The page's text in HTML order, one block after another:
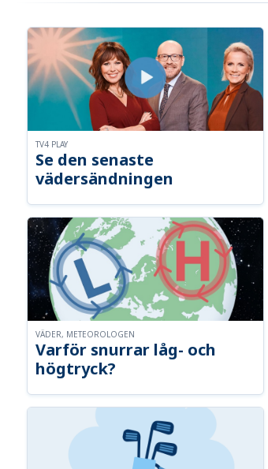
Se den senaste
vädersändningen
TV4 PLAY
Varför snurrar låg- och
högtryck?
VÄDER, METEOROLOGEN